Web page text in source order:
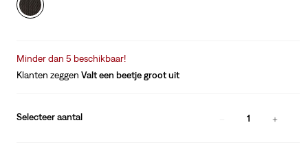
Minder dan 5 beschikbaar!
Klanten zeggen Valt een beetje groot uit
Selecteer aantal 1